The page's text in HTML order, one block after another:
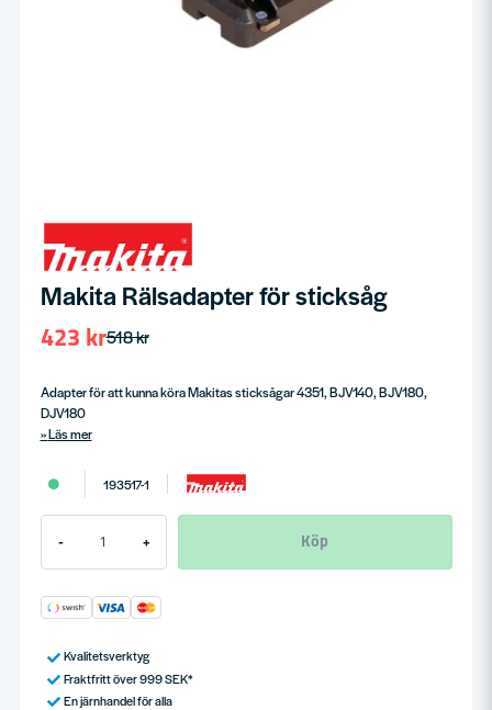
Makita Rälsadapter för sticksåg
518 kr
423 kr
Adapter för att kunna köra Makitas sticksågar 4351, BJV140, BJV180,
DJV180
Läs mer
193517-1
- + Köp
Kvalitetsverktyg
Fraktfritt över 999 SEK*
En järnhandel för alla